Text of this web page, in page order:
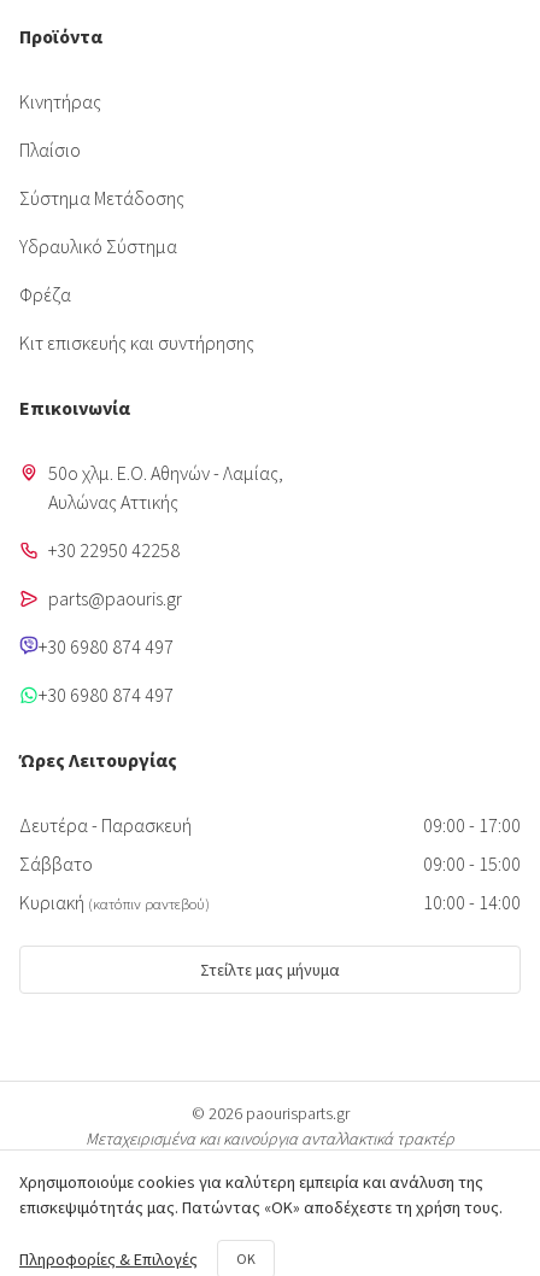
Προϊόντα
Κινητήρας
Πλαίσιο
Σύστημα Μετάδοσης
Υδραυλικό Σύστημα
Φρέζα
Κιτ επισκευής και συντήρησης
Επικοινωνία
50o χλμ. Ε.Ο. Αθηνών - Λαμίας,
Aυλώνας Αττικής
+30 22950 42258
parts@paouris.gr
+30 6980 874 497
+30 6980 874 497
Ώρες Λειτουργίας
Δευτέρα - Παρασκευή
09:00 - 17:00
Σάββατο
09:00 - 15:00
Κυριακή (κατόπιν ραντεβού) 10:00 - 14:00
Στείλτε μας μήνυμα
© 2026 paourisparts.gr
Μεταχειρισμένα και καινούργια ανταλλακτικά τρακτέρ
© Όλες οι φωτογραφίες των προϊόντων προστατεύονται από πνευματικά
δικαιώματα & είναι ιδιοκτησία του paourisparts.gr. Η αντιγραφή διώκεται ποινικά.
Χρησιμοποιούμε cookies για καλύτερη εμπειρία και ανάλυση της
επισκεψιμότητάς μας. Πατώντας «ΟΚ» αποδέχεστε τη χρήση τους.
Πληροφορίες & Επιλογές OK